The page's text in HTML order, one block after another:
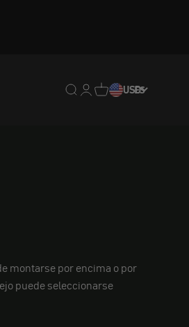
Traducción pendiente:
Traducción
Traducción
USDES
montarse por encima o por
puede seleccionarse